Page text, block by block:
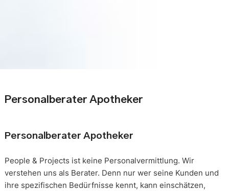
Personalberater Apotheker
Personalberater Apotheker
People & Projects ist keine Personalvermittlung. Wir
verstehen uns als Berater. Denn nur wer seine Kunden und
ihre spezifischen Bedürfnisse kennt, kann einschätzen,